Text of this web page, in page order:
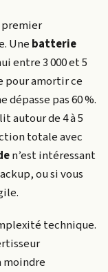
premier
Une batterie
entre 3 000 et 5
pour amortir ce
dépasse pas 60 %.
autour de 4 à 5
totale avec
n’est intéressant
ou si vous
technique.
moindre